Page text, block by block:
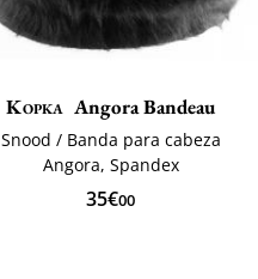
Kopka Angora Bandeau
Snood / Banda para cabeza
Angora, Spandex
35€00